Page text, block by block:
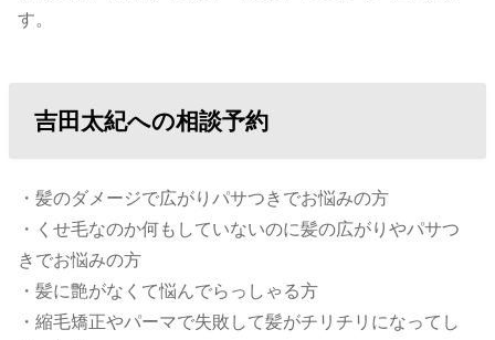
す。
吉田太紀への相談予約
・髪のダメージで広がりパサつきでお悩みの方
・くせ毛なのか何もしていないのに髪の広がりやパサつ
きでお悩みの方
・髪に艶がなくて悩んでらっしゃる方
・縮毛矯正やパーマで失敗して髪がチリチリになってし